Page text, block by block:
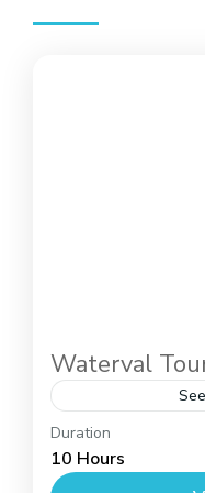
Waterval
Tours Bali
Waterval Tour
Duration
10 Hours